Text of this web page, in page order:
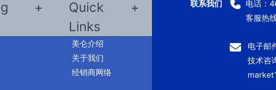
Quick
Links
美仑介绍
关于我们
经销商网络
电话：
客服热
电子邮
技术咨